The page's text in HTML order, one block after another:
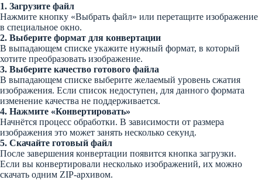
1. Загрузите файл
Нажмите кнопку «Выбрать файл» или перетащите изображение
в специальное окно.
2. Выберите формат для конвертации
В выпадающем списке укажите нужный формат, в который
хотите преобразовать изображение.
3. Выберите качество готового файла
В выпадающем списке выберите желаемый уровень сжатия
изображения. Если список недоступен, для данного формата
изменение качества не поддерживается.
4. Нажмите «Конвертировать»
Начнётся процесс обработки. В зависимости от размера
изображения это может занять несколько секунд.
5. Скачайте готовый файл
После завершения конвертации появится кнопка загрузки.
Если вы конвертировали несколько изображений, их можно
скачать одним ZIP-архивом.